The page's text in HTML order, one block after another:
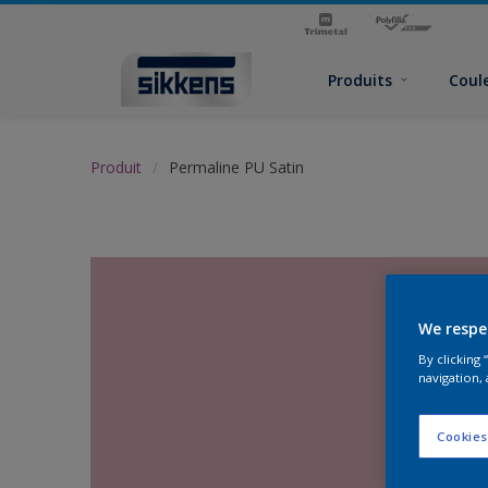
Produits
Produit Permaline PU Satin
We
By clicking
navigation,